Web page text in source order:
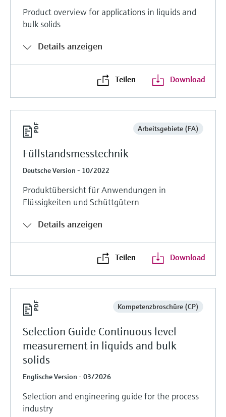
Product overview for applications in liquids and
bulk solids
Details anzeigen
Teilen Download
Arbeitsgebiete (FA)
Füllstandsmesstechnik
Deutsche Version - 10/2022
Produktübersicht für Anwendungen in
Flüssigkeiten und Schüttgütern
Details anzeigen
Teilen Download
Kompetenzbroschüre (CP)
Selection Guide Continuous level
measurement in liquids and bulk
solids
Englische Version - 03/2026
Selection and engineering guide for the process
industry